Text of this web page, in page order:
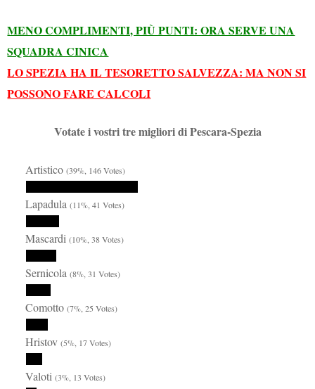
MENO COMPLIMENTI, PIÙ PUNTI: ORA SERVE UNA
SQUADRA CINICA
LO SPEZIA HA IL TESORETTO SALVEZZA: MA NON SI
POSSONO FARE CALCOLI
Votate i vostri tre migliori di Pescara-Spezia
Artistico(39%, 146 Votes)
Lapadula(11%, 41 Votes)
Mascardi(10%, 38 Votes)
Sernicola(8%, 31 Votes)
Comotto(7%, 25 Votes)
Hristov(5%, 17 Votes)
Valoti(3%, 13 Votes)